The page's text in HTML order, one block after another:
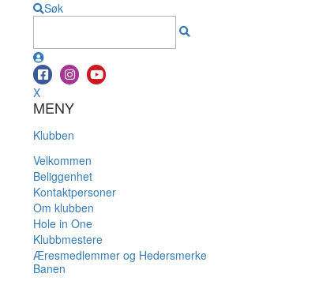
Søk
X
MENY
Klubben
Velkommen
Beliggenhet
Kontaktpersoner
Om klubben
Hole in One
Klubbmestere
Æresmedlemmer og Hedersmerke
Banen